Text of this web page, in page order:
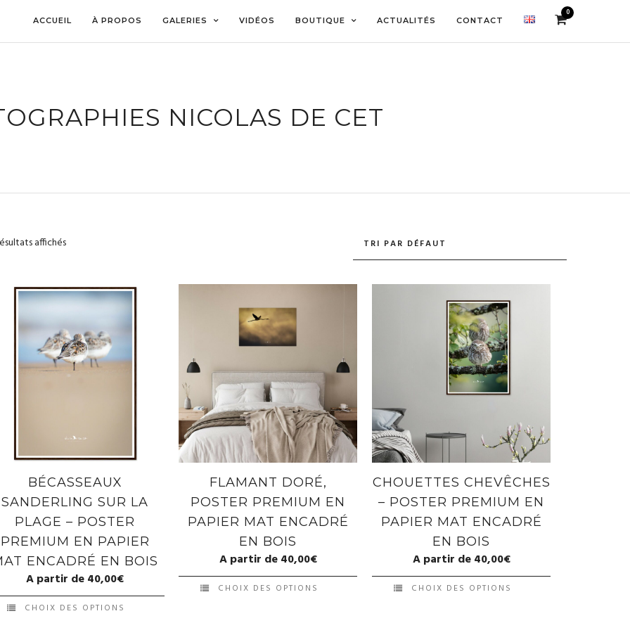
ACCUEIL À PROPOS GALERIES VIDÉOS BOUTIQUE ACTUALITÉS CONTACT
0
NICOLAS DE CET
affichés
BÉCASSEAUX
SANDERLING SUR LA
PLAGE – POSTER
PREMIUM EN PAPIER
ENCADRÉ EN BOIS
A partir de40,00€
CHOIX DES OPTIONS
FLAMANT DORÉ,
POSTER PREMIUM EN
PAPIER MAT ENCADRÉ
EN BOIS
A partir de40,00€
CHOIX DES OPTIONS
CHOUETTES CHEVÊCHES
– POSTER PREMIUM EN
PAPIER MAT ENCADRÉ
EN BOIS
A partir de40,00€
CHOIX DES OPTIONS